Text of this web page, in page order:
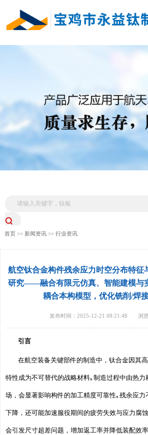
国
服
务
首页 >> 新闻资讯>> 行业资讯
航空钛合金构件残余应力时空分布特征
研究——融合有限元仿真、智能建模与
耦合本构模型，优化铣削/焊
发布时间：2025-12-21 08:21:48 浏
引言
在航空装备关键部件的制造中，钛合金因其
特性成为不可替代的战略材料｡制造过程中由热力
场，会显著影响构件的加工精度可靠性｡残余应力
下降，还可能加速服役期间的疲劳失效与应力腐
会引发尺寸超差问题，增加返工率并降低装配效